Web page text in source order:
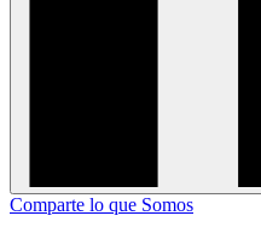
Comparte lo que Somos